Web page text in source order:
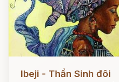
Ibeji - Thần Sinh đôi